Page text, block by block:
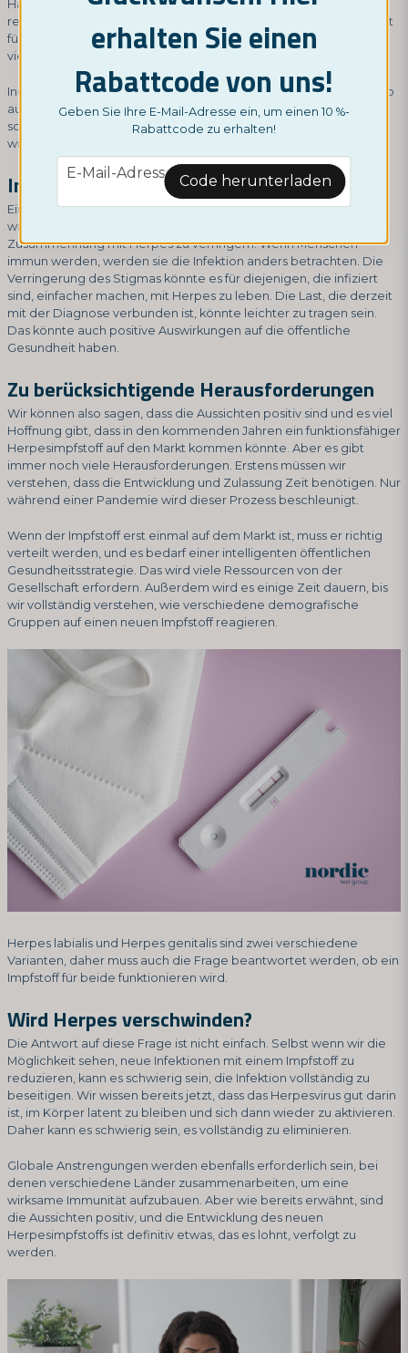
Haupteffekt wäre, die Entstehung neuer Herpesinfektionen zu
reduzieren. Hier können wir wirklich von einem großen Fortschritt
für die öffentliche Gesundheit sprechen, wenn man bedenkt, wie
viele Menschen betroffen sind.
Indem man sicherstellt, dass diejenigen, die einem Infektionsrisiko
ausgesetzt sind, immun werden, könnte der Herpesimpfstoff
schließlich die Häufigkeit von Herpes drastisch reduzieren. Aber
wie bereits erwähnt, wird das einige Zeit dauern.
Interessante soziale Konsequenzen
Ein weiterer wichtiger Aspekt, den es zu berücksichtigen gilt, ist,
wie die Impfung dazu beitragen könnte, das soziale Stigma im
Zusammenhang mit Herpes zu verringern. Wenn Menschen
immun werden, werden sie die Infektion anders betrachten. Die
Verringerung des Stigmas könnte es für diejenigen, die infiziert
sind, einfacher machen, mit Herpes zu leben. Die Last, die derzeit
mit der Diagnose verbunden ist, könnte leichter zu tragen sein.
Das könnte auch positive Auswirkungen auf die öffentliche
Gesundheit haben.
Zu berücksichtigende Herausforderungen
Wir können also sagen, dass die Aussichten positiv sind und es viel
Hoffnung gibt, dass in den kommenden Jahren ein funktionsfähiger
Herpesimpfstoff auf den Markt kommen könnte. Aber es gibt
immer noch viele Herausforderungen. Erstens müssen wir
verstehen, dass die Entwicklung und Zulassung Zeit benötigen. Nur
während einer Pandemie wird dieser Prozess beschleunigt.
Wenn der Impfstoff erst einmal auf dem Markt ist, muss er richtig
verteilt werden, und es bedarf einer intelligenten öffentlichen
Gesundheitsstrategie. Das wird viele Ressourcen von der
Gesellschaft erfordern. Außerdem wird es einige Zeit dauern, bis
wir vollständig verstehen, wie verschiedene demografische
Gruppen auf einen neuen Impfstoff reagieren.
Herpes labialis und Herpes genitalis sind zwei verschiedene
Varianten, daher muss auch die Frage beantwortet werden, ob ein
Impfstoff für beide funktionieren wird.
Wird Herpes verschwinden?
Die Antwort auf diese Frage ist nicht einfach. Selbst wenn wir die
Möglichkeit sehen, neue Infektionen mit einem Impfstoff zu
reduzieren, kann es schwierig sein, die Infektion vollständig zu
beseitigen. Wir wissen bereits jetzt, dass das Herpesvirus gut darin
ist, im Körper latent zu bleiben und sich dann wieder zu aktivieren.
Daher kann es schwierig sein, es vollständig zu eliminieren.
Globale Anstrengungen werden ebenfalls erforderlich sein, bei
denen verschiedene Länder zusammenarbeiten, um eine
wirksame Immunität aufzubauen. Aber wie bereits erwähnt, sind
die Aussichten positiv, und die Entwicklung des neuen
Herpesimpfstoffs ist definitiv etwas, das es lohnt, verfolgt zu
werden.
erhalten Sie einen
Rabattcode von uns!
Geben Sie Ihre E-Mail-Adresse ein, um einen 10 %-
Rabattcode zu erhalten!
email
E-Mail-Adresse Code herunterladen